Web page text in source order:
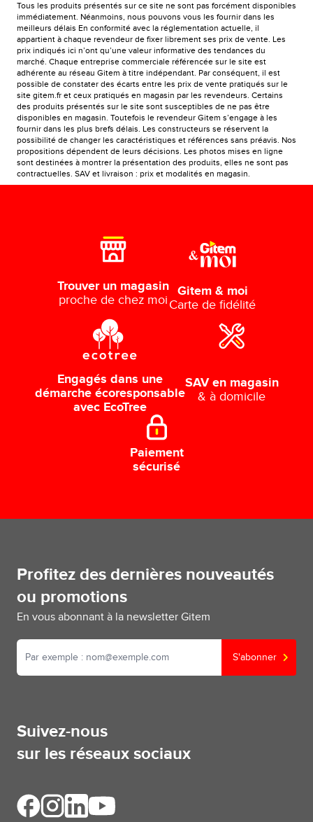
Tous les produits présentés sur ce site ne sont pas forcément disponibles
immédiatement. Néanmoins, nous pouvons vous les fournir dans les
meilleurs délais En conformité avec la réglementation actuelle, il
appartient à chaque revendeur de fixer librement ses prix de vente. Les
prix indiqués ici n’ont qu’une valeur informative des tendances du
marché. Chaque entreprise commerciale référencée sur le site est
adhérente au réseau Gitem à titre indépendant. Par conséquent, il est
possible de constater des écarts entre les prix de vente pratiqués sur le
site gitem.fr et ceux pratiqués en magasin par les revendeurs. Certains
des produits présentés sur le site sont susceptibles de ne pas être
disponibles en magasin. Toutefois le revendeur Gitem s’engage à les
fournir dans les plus brefs délais. Les constructeurs se réservent la
possibilité de changer les caractéristiques et références sans préavis. Nos
propositions dépendent de leurs décisions. Les photos mises en ligne
sont destinées à montrer la présentation des produits, elles ne sont pas
contractuelles. SAV et livraison : prix et modalités en magasin.
Trouver un magasin
proche de chez moi
Gitem & moi
Carte de fidélité
Engagés dans une
démarche écoresponsable
avec EcoTree
SAV en magasin
& à domicile
Paiement
sécurisé
Profitez des dernières nouveautés
ou promotions
En vous abonnant à la newsletter Gitem
S'abonner
Suivez-nous
sur les réseaux sociaux